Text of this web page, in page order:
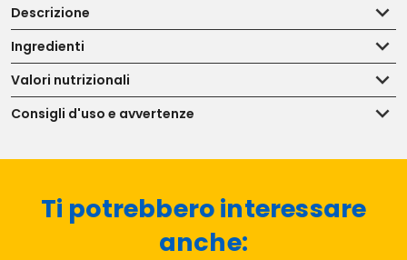
Descrizione
Ingredienti
Valori nutrizionali
Consigli d'uso e avvertenze
Ti potrebbero interessare
anche: